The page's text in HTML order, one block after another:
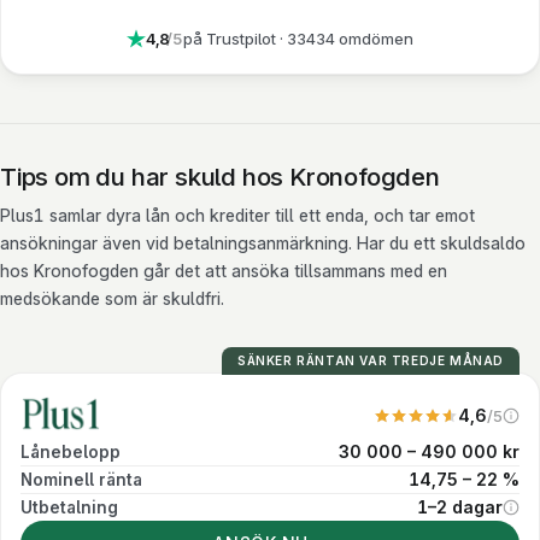
4,8/5på Trustpilot · 33434 omdömen
Tips om du har skuld hos Kronofogden
Plus1 samlar dyra lån och krediter till ett enda, och tar emot
ansökningar även vid betalningsanmärkning. Har du ett skuldsaldo
hos Kronofogden går det att ansöka tillsammans med en
medsökande som är skuldfri.
SÄNKER RÄNTAN VAR TREDJE MÅNAD
4,6/5
Vårt eget betyg.
Lånebelopp 30 000 – 490 000 kr
Nominell ränta 14,75 – 22 %
Utbetalning 1–2 dagar
Utbetalning